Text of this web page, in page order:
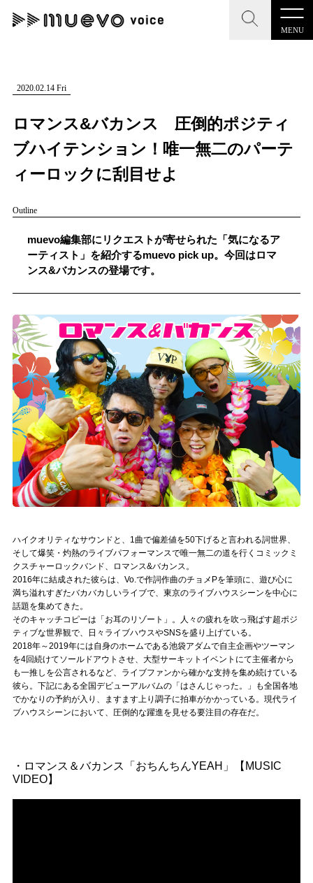
MENU
CLOSE
記事を検索する
#男性シンガー #HR/HM #女性シンガー
#ヒップホップ #男性シンガーグループ
CLOSE
"読者の声を形にする”音楽特化メディア
記事一覧
プレスリリース一覧
会社概要
記事リクエスト
ログイン
LINK
muevoクラウドファンディング
muevoコミュニティ
ぶいクラ！by muevo
ぶいマガ！ by muevo
Follow us
Official SNS
2020.02.14 Fri
ロマンス&バカンス 圧倒的ポジティ
ブハイテンション！唯一無二のパーテ
ィーロックに刮目せよ
Outline
muevo編集部にリクエストが寄せられた「気になるア
ーティスト」を紹介するmuevo pick up。今回はロマ
ンス&バカンスの登場です。
ハイクオリティなサウンドと、1曲で偏差値を50下げると言われる詞世界、
そして爆笑・灼熱のライブパフォーマンスで唯一無二の道を行くコミックミ
クスチャーロックバンド、ロマンス&バカンス。
2016年に結成された彼らは、Vo.で作詞作曲のチョメPを筆頭に、遊び心に
満ち溢れすぎたバカバカしいライブで、東京のライブハウスシーンを中心に
話題を集めてきた。
そのキャッチコピーは「お耳のリゾート」。人々の疲れを吹っ飛ばす超ポジ
ティブな世界観で、日々ライブハウスやSNSを盛り上げている。
2018年～2019年には自身のホームである池袋アダムで自主企画やツーマン
を4回続けてソールドアウトさせ、大型サーキットイベントにて主催者から
も一推しを公言されるなど、ライブファンから確かな支持を集め続けている
彼ら。下記にある全国デビューアルバムの「はさんじゃった。」も全国各地
でかなりの予約が入り、ますます上り調子に拍車がかかっている。現代ライ
ブハウスシーンにおいて、圧倒的な躍進を見せる要注目の存在だ。
・ロマンス＆バカンス「おちんちんYEAH」【MUSIC
VIDEO】